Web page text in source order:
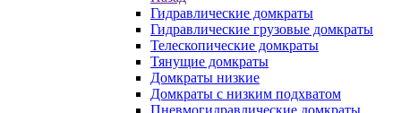
Гидравлические домкраты
Гидравлические грузовые домкраты
Телескопические домкраты
Тянущие домкраты
Домкраты низкие
Домкраты с низким подхватом
Пневмогидравлические домкраты